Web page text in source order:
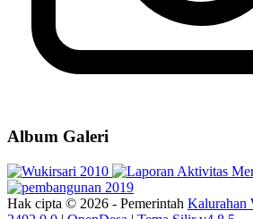
Album Galeri
Hak cipta © 2026 - Pemerintah Kalurahan